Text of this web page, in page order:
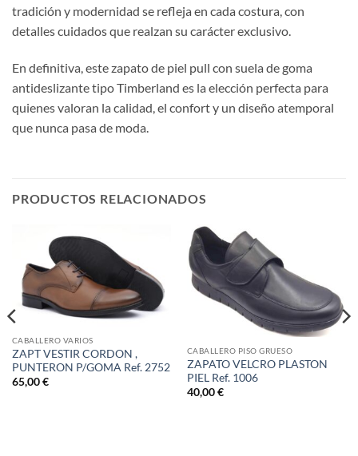
tradición y modernidad se refleja en cada costura, con
detalles cuidados que realzan su carácter exclusivo.
En definitiva, este zapato de piel pull con suela de goma
antideslizante tipo Timberland es la elección perfecta para
quienes valoran la calidad, el confort y un diseño atemporal
que nunca pasa de moda.
PRODUCTOS RELACIONADOS
CABALLERO VARIOS
ZAPT VESTIR CORDON ,
PUNTERON P/GOMA Ref. 2752
65,00€
CABALLERO PISO GRUESO
ZAPATO VELCRO PLASTON
PIEL Ref. 1006
40,00€